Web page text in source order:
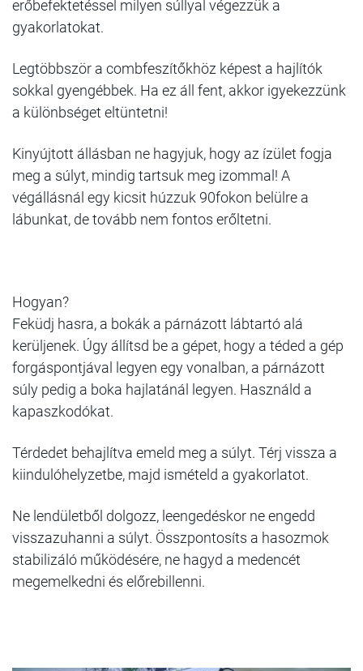
erőbefektetéssel milyen súllyal végezzük a
gyakorlatokat.
Legtöbbször a combfeszítőkhöz képest a hajlítók
sokkal gyengébbek. Ha ez áll fent, akkor igyekezzünk
a különbséget eltüntetni!
Kinyújtott állásban ne hagyjuk, hogy az ízület fogja
meg a súlyt, mindig tartsuk meg izommal! A
végállásnál egy kicsit húzzuk 90fokon belülre a
lábunkat, de tovább nem fontos erőltetni.
Hogyan?
Feküdj hasra, a bokák a párnázott lábtartó alá
kerüljenek. Úgy állítsd be a gépet, hogy a téded a gép
forgáspontjával legyen egy vonalban, a párnázott
súly pedig a boka hajlatánál legyen. Használd a
kapaszkodókat.
Térdedet behajlítva emeld meg a súlyt. Térj vissza a
kiindulóhelyzetbe, majd ismételd a gyakorlatot.
Ne lendületből dolgozz, leengedéskor ne engedd
visszazuhanni a súlyt. Összpontosíts a hasozmok
stabilizáló működésére, ne hagyd a medencét
megemelkedni és előrebillenni.